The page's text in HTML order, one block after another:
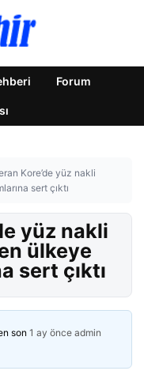
Forum
Kore’de yüz nakli
sert çıktı
yüz nakli
ülkeye
sert çıktı
son 1 ay önce admin